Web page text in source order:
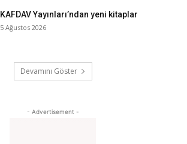
KAFDAV Yayınları’ndan yeni kitaplar
5 Ağustos 2026
Devamını Göster
- Advertisement -